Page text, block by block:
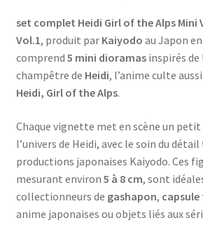
set complet Heidi Girl of the Alps
Vol.1, produit par Kaiyodo au Japon en
comprend 5 mini dioramasinspirés de
champêtre de Heidi, l’anime culte
Heidi, Girl of the Alps.
Chaque vignette met en scène un
l’univers de Heidi, avec le soin du
productions japonaises Kaiyodo. Ces
mesurant environ 5 à 8 cm, sont
collectionneurs de gashapon,
anime japonaises ou objets liés aux